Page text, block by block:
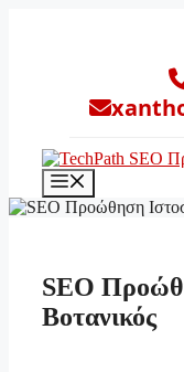
SEO
Βοτανικός